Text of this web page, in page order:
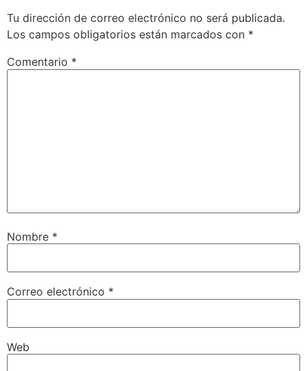
Tu dirección de correo electrónico no será publicada.
Los campos obligatorios están marcados con *
Comentario *
Nombre *
Correo electrónico *
Web